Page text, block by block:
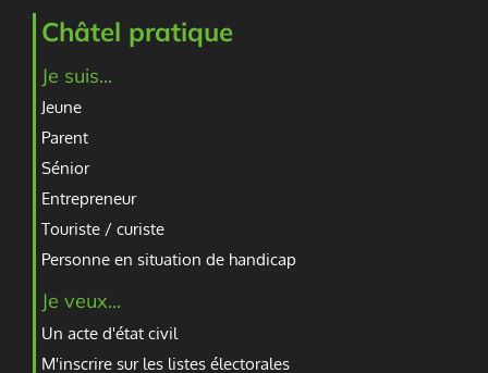
Châtel pratique
Je suis...
Jeune
Parent
Sénior
Entrepreneur
Touriste / curiste
Personne en situation de handicap
Je veux...
Un acte d'état civil
M'inscrire sur les listes électorales